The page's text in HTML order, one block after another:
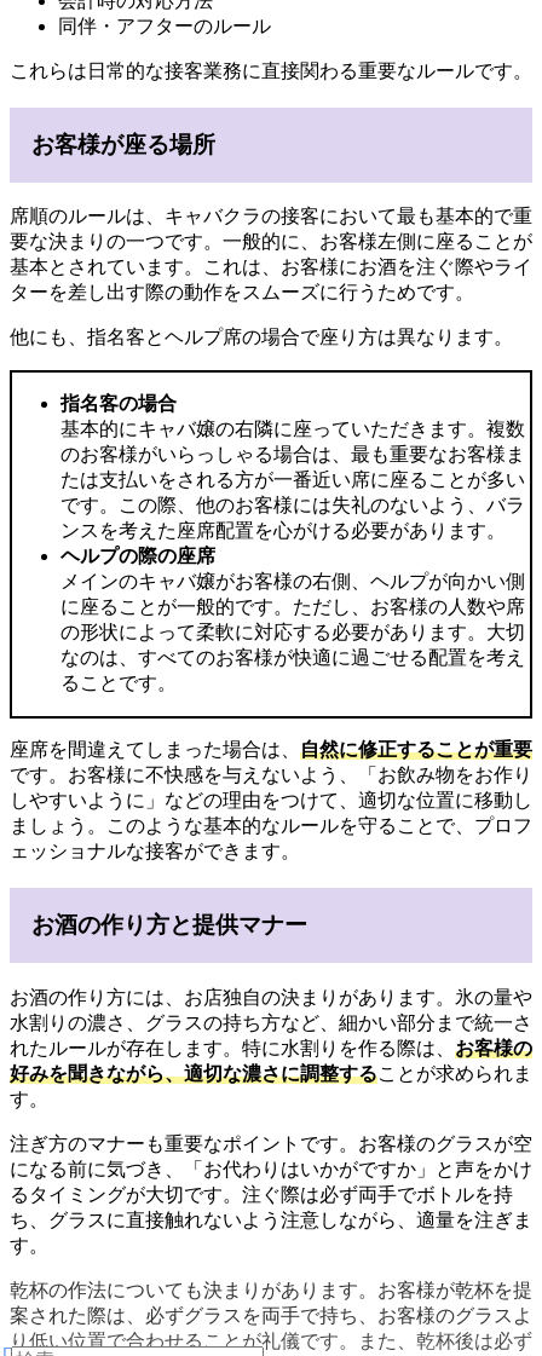
同伴・アフターのルール
これらは日常的な接客業務に直接関わる重要なルールです。
お客様が座る場所
席順のルールは、キャバクラの接客において最も基本的で重
要な決まりの一つです。一般的に、お客様左側に座ることが
基本とされています。これは、お客様にお酒を注ぐ際やライ
ターを差し出す際の動作をスムーズに行うためです。
他にも、指名客とヘルプ席の場合で座り方は異なります。
指名客の場合
基本的にキャバ嬢の右隣に座っていただきます。複数
のお客様がいらっしゃる場合は、最も重要なお客様ま
たは支払いをされる方が一番近い席に座ることが多い
です。この際、他のお客様には失礼のないよう、バラ
ンスを考えた座席配置を心がける必要があります。
ヘルプの際の座席
メインのキャバ嬢がお客様の右側、ヘルプが向かい側
に座ることが一般的です。ただし、お客様の人数や席
の形状によって柔軟に対応する必要があります。大切
なのは、すべてのお客様が快適に過ごせる配置を考え
ることです。
座席を間違えてしまった場合は、 自然に修正することが重要
です。お客様に不快感を与えないよう、「お飲み物をお作り
しやすいように」などの理由をつけて、適切な位置に移動し
ましょう。このような基本的なルールを守ることで、プロフ
ェッショナルな接客ができます。
お酒の作り方と提供マナー
お酒の作り方には、お店独自の決まりがあります。氷の量や
水割りの濃さ、グラスの持ち方など、細かい部分まで統一さ
れたルールが存在します。特に水割りを作る際は、 お客様の
好みを聞きながら、適切な濃さに調整することが求められま
す。
注ぎ方のマナーも重要なポイントです。お客様のグラスが空
になる前に気づき、「お代わりはいかがですか」と声をかけ
るタイミングが大切です。注ぐ際は必ず両手でボトルを持
ち、グラスに直接触れないよう注意しながら、適量を注ぎま
す。
乾杯の作法についても決まりがあります。お客様が乾杯を提
案された際は、必ずグラスを両手で持ち、お客様のグラスよ
り低い位置で合わせることが礼儀です。また、乾杯後は必ず